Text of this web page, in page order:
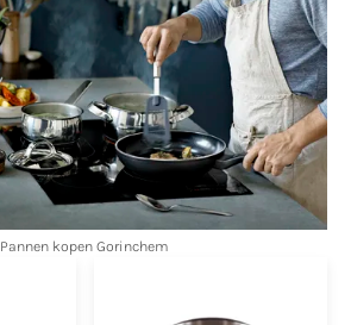
Pannen kopen Gorinchem